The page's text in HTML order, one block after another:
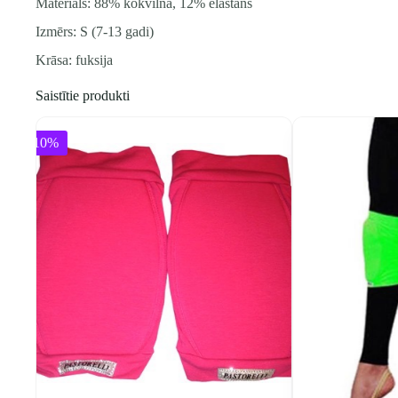
Izmērs: S (7-13 gadi)
Krāsa: fuksija
Saistītie produkti